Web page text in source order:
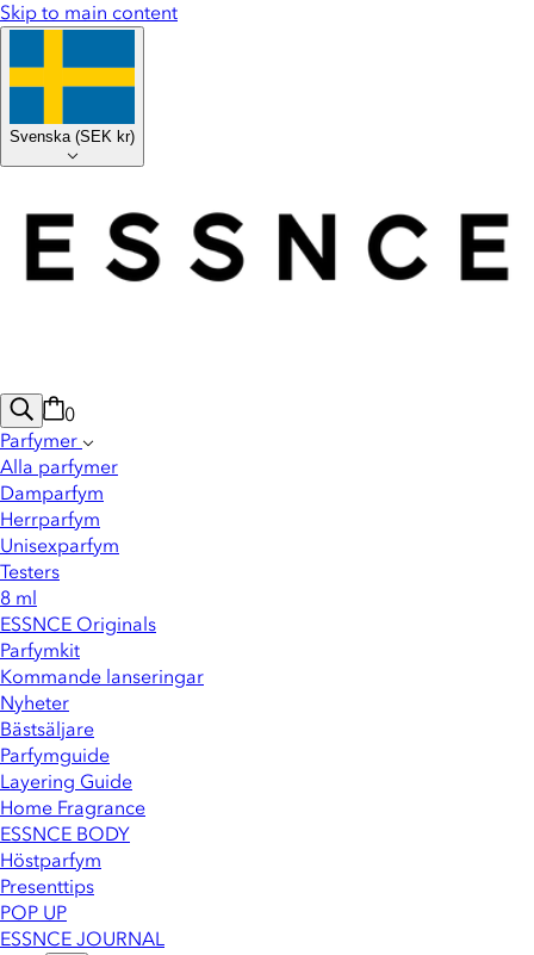
Skip to main content
Svenska (SEK kr)
0
Parfymer
Alla parfymer
Damparfym
Herrparfym
Unisexparfym
Testers
8 ml
ESSNCE Originals
Parfymkit
Kommande lanseringar
Nyheter
Bästsäljare
Parfymguide
Layering Guide
Home Fragrance
ESSNCE BODY
Höstparfym
Presenttips
POP UP
ESSNCE JOURNAL